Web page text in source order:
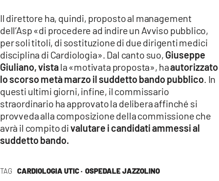
TAG CARDIOLOGIA UTIC · OSPEDALE JAZZOLINO
Il direttore ha, quindi, proposto al management
dell’Asp «di procedere ad indire un Avviso pubblico,
per soli titoli, di sostituzione di due dirigenti medici
disciplina di Cardiologia». Dal canto suo, Giuseppe
Giuliano,vistala «motivata proposta», haautorizzato
lo scorso metà marzo il suddetto bando pubblico. In
questi ultimi giorni, infine, il commissario
straordinario ha approvato la delibera affinché si
provveda alla composizione della commissione che
avrà il compito divalutare i candidati ammessi al
suddetto bando.